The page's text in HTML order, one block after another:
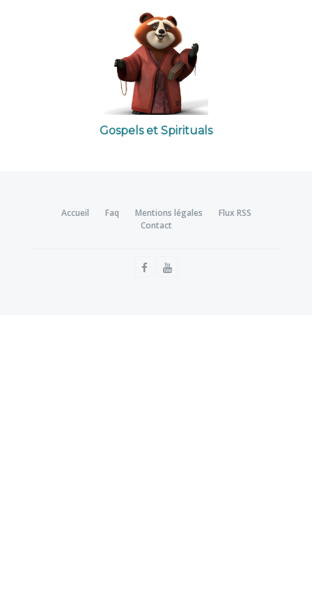
Gospels et Spirituals
Accueil Faq Mentions légales
Flux RSS
Contact